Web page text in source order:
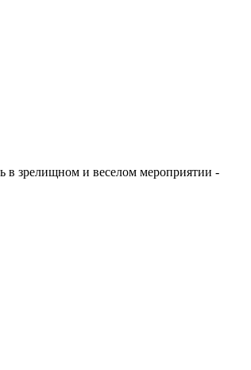
в зрелищном и веселом мероприятии -